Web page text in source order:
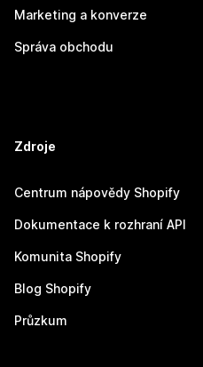
Marketing a konverze
Správa obchodu
Zdroje
Centrum nápovědy Shopify
Dokumentace k rozhraní API
Komunita Shopify
Blog Shopify
Průzkum